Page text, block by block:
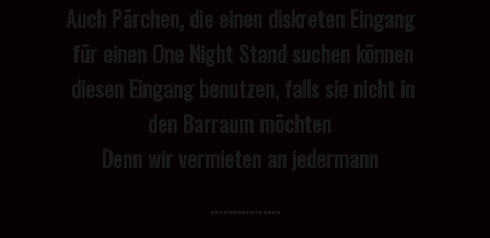
Auch Pärchen, die einen diskreten Eingang
für einen One Night Stand suchen können
diesen Eingang benutzen, falls sie nicht in
den Barraum möchten
Denn wir vermieten an jedermann
…………….